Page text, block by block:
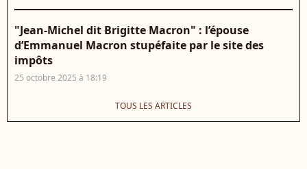
"Jean-Michel dit Brigitte Macron" : l’épouse
d’Emmanuel Macron stupéfaite par le site des
impôts
25 octobre 2025 à 18:19
TOUS LES ARTICLES